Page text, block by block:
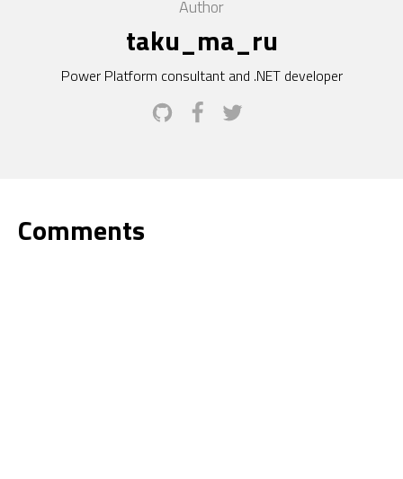
Author
taku_ma_ru
Power Platform consultant and .NET developer
Comments